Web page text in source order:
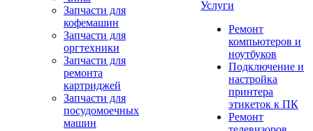
Запчасти для
кофемашин
Запчасти для
оргтехники
Запчасти для
ремонта
картриджей
Запчасти для
посудомоечных
машин
Услуги
Ремонт
компьютеров и
ноутбуков
Подключение и
настройка
принтера
этикеток к ПК
Ремонт